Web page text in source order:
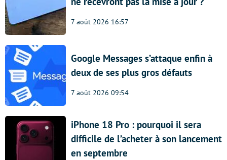
7 août 2026 16:57
Google Messages s’attaque enfin à
deux de ses plus gros défauts
7 août 2026 09:54
iPhone 18 Pro : pourquoi il sera
difficile de l’acheter à son lancement
en septembre